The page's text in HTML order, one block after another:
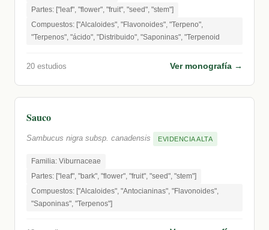
Partes: ["leaf", "flower", "fruit", "seed", "stem"]
Compuestos: ["Alcaloides", "Flavonoides", "Terpeno",
"Terpenos", "ácido", "Distribuido", "Saponinas", "Terpenoid
20 estudios Ver monografía →
Sauco
Sambucus nigra subsp. canadensis EVIDENCIA ALTA
Familia: Viburnaceae
Partes: ["leaf", "bark", "flower", "fruit", "seed", "stem"]
Compuestos: ["Alcaloides", "Antocianinas", "Flavonoides",
"Saponinas", "Terpenos"]